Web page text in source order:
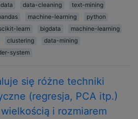
data-cleaning
text-mining
machine-learning
python
learn bigdata
machine-learning
clustering
data-mining
system
się różne techniki
(regresja, PCA itp.)
i rozmiarem